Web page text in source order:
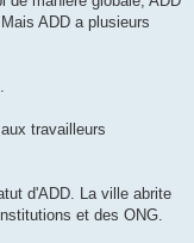
ADD a plusieurs
travailleurs
d'ADD. La ville abrite
et des ONG.